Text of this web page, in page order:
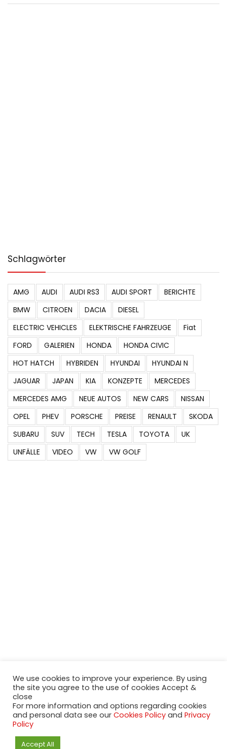
Schlagwörter
AMG AUDI AUDI RS3 AUDI SPORT
BERICHTE
BMW
CITROEN DACIA
DIESEL
ELECTRIC VEHICLES
ELEKTRISCHE FAHRZEUGE
Fiat
FORD
GALERIEN HONDA
HONDA CIVIC
HOT HATCH
HYBRIDEN HYUNDAI
HYUNDAI N
JAGUAR
JAPAN KIA KONZEPTE
MERCEDES
MERCEDES AMG
NEUE AUTOS NEW CARS
NISSAN
OPEL
PHEV PORSCHE PREISE RENAULT
SKODA
SUBARU
SUV TECH TESLA TOYOTA
UK
UNFÄLLE
VIDEO VW VW GOLF
We use cookies to improve your experience. By using
the site you agree to the use of cookies Accept &
close
For more information and options regarding cookies
and personal data see our Cookies Policy and Privacy
Policy
Accept All